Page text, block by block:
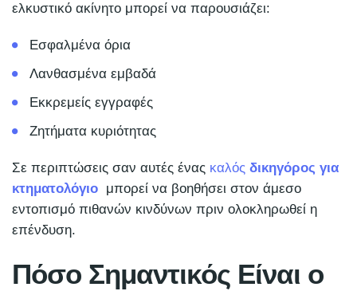
ελκυστικό ακίνητο μπορεί να παρουσιάζει:
Εσφαλμένα όρια
Λανθασμένα εμβαδά
Εκκρεμείς εγγραφές
Ζητήματα κυριότητας
Σε περιπτώσεις σαν αυτές ένας καλός δικηγόρος για
κτηματολόγιο μπορεί να βοηθήσει στον άμεσο
εντοπισμό πιθανών κινδύνων πριν ολοκληρωθεί η
επένδυση.
Πόσο Σημαντικός Είναι ο